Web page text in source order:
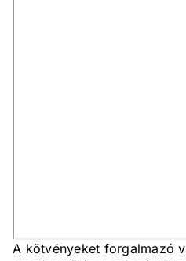
A kötvényeket forgalmazó